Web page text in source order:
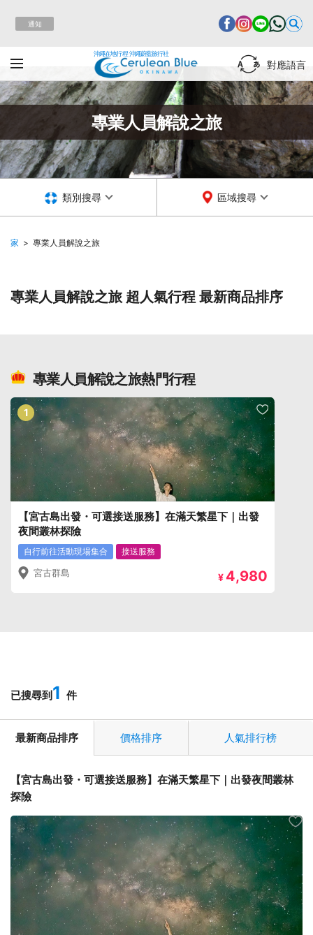
通知
沖繩在地行程 沖繩蔚藍旅行社
對應語言
家 專業人員解說之旅
類別搜尋 區域搜尋
專業人員解說之旅
專業人員解說之旅 超人氣行程 最新商品排序
專業人員解說之旅熱門行程
1
【宮古島出發・可選接送服務】在滿天繁星下｜出發
夜間叢林探險
自行前往活動現場集合 接送服務
宮古群島 ¥ 4,980
已搜尋到1 件
最新商品排序 價格排序 人氣排行榜
【宮古島出發・可選接送服務】在滿天繁星下｜出發夜間叢林
探險